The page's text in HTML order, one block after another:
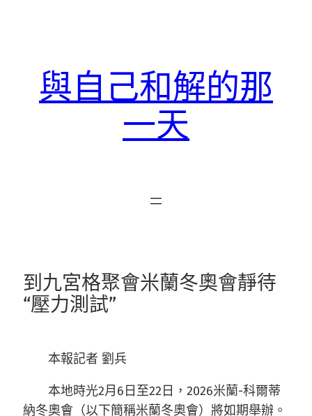
與自己和解的那
一天
到九宮格聚會米蘭冬奧會靜待
“壓力測試”
本報記者 劉兵
本地時光2月6日至22日，2026米蘭-科爾蒂
納冬奧會（以下簡稱米蘭冬奧會）將如期舉辦。